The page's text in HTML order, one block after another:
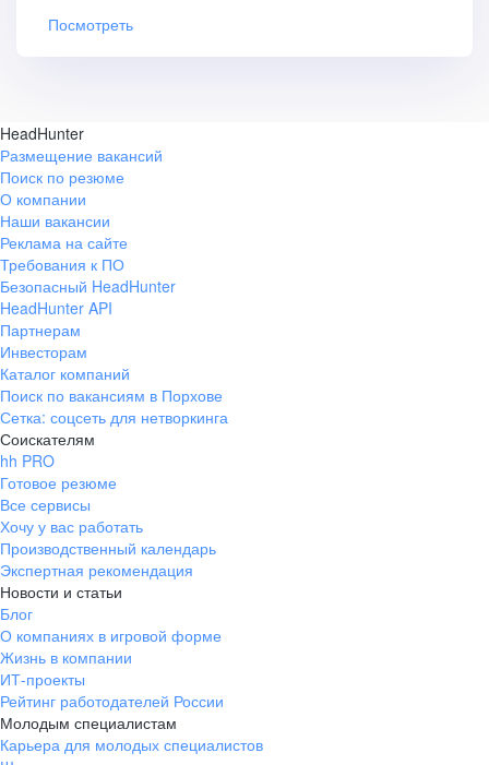
Посмотреть
HeadHunter
Размещение вакансий
Поиск по резюме
О компании
Наши вакансии
Реклама на сайте
Требования к ПО
Безопасный HeadHunter
HeadHunter API
Партнерам
Инвесторам
Каталог компаний
Поиск по вакансиям в Порхове
Сетка: соцсеть для нетворкинга
Соискателям
hh PRO
Готовое резюме
Все сервисы
Хочу у вас работать
Производственный календарь
Экспертная рекомендация
Новости и статьи
Блог
О компаниях в игровой форме
Жизнь в компании
ИТ-проекты
Рейтинг работодателей России
Молодым специалистам
Карьера для молодых специалистов